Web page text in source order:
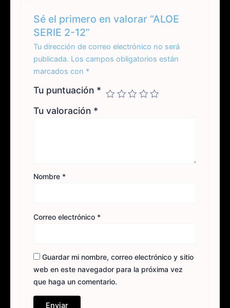
Sé el primero en valorar “ALOE
SERIE 2-12”
Tu dirección de correo electrónico no será
publicada. Los campos obligatorios están
marcados con *
Tu puntuación *
Tu valoración *
Nombre *
Correo electrónico *
Guardar mi nombre, correo electrónico y sitio
web en este navegador para la próxima vez
que haga un comentario.